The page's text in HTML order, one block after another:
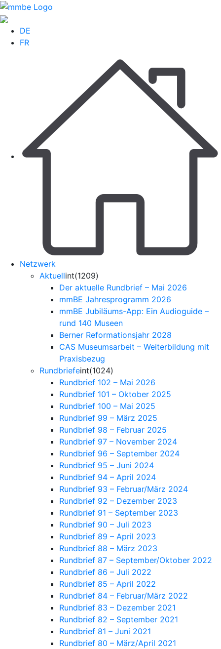
DE
FR
Netzwerk
Aktuellint(1209)
Der aktuelle Rundbrief – Mai 2026
mmBE Jahresprogramm 2026
mmBE Jubiläums-App: Ein Audioguide –
rund 140 Museen
Berner Reformationsjahr 2028
CAS Museumsarbeit – Weiterbildung mit
Praxisbezug
Rundbriefeint(1024)
Rundbrief 102 – Mai 2026
Rundbrief 101 – Oktober 2025
Rundbrief 100 – Mai 2025
Rundbrief 99 – März 2025
Rundbrief 98 – Februar 2025
Rundbrief 97 – November 2024
Rundbrief 96 – September 2024
Rundbrief 95 – Juni 2024
Rundbrief 94 – April 2024
Rundbrief 93 – Februar/März 2024
Rundbrief 92 – Dezember 2023
Rundbrief 91 – September 2023
Rundbrief 90 – Juli 2023
Rundbrief 89 – April 2023
Rundbrief 88 – März 2023
Rundbrief 87 – September/Oktober 2022
Rundbrief 86 – Juli 2022
Rundbrief 85 – April 2022
Rundbrief 84 – Februar/März 2022
Rundbrief 83 – Dezember 2021
Rundbrief 82 – September 2021
Rundbrief 81 – Juni 2021
Rundbrief 80 – März/April 2021